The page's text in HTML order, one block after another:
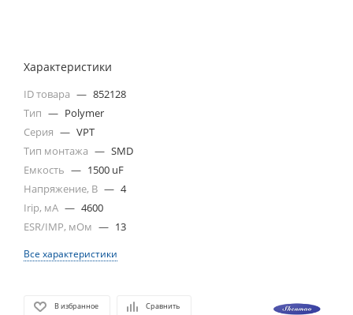
Характеристики
ID товара — 852128
Тип — Polymer
Серия — VPT
Тип монтажа — SMD
Емкость — 1500 uF
Напряжение, В — 4
Irip, мА — 4600
ESR/IMP, мОм — 13
Все характеристики
В избранное Сравнить